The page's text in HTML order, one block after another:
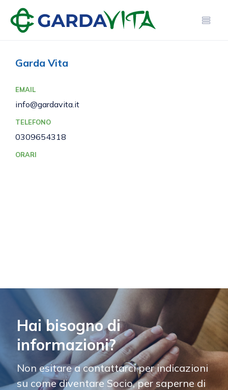
Garda Vita
EMAIL
info@gardavita.it
TELEFONO
0309654318
ORARI
Hai bisogno di
informazioni?
Non esitare a contattarci per indicazioni
su come diventare Socio, per saperne di